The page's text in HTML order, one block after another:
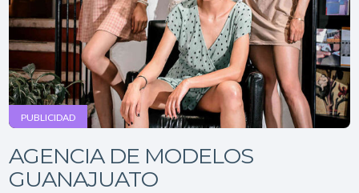
PUBLICIDAD
AGENCIA DE MODELOS
GUANAJUATO